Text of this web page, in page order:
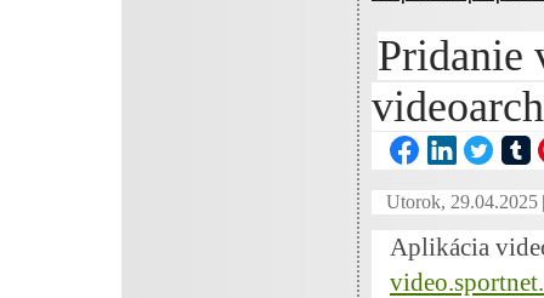
Pridanie
Utorok, 29.04.2025 |
Aplikácia